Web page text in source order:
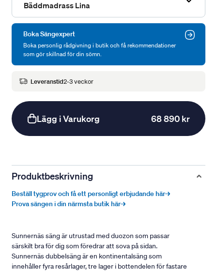
Bäddmadrass Lina
Boka Sängexpert
Boka personlig rådgivning i butik och få rekommendationer
som gör skillnad för din sömn.
Leveranstid2-3 veckor
Lägg i Varukorg 68 890 kr
Produktbeskrivning
Beställ tygprov och få ett personligt erbjudande här→
Prova sängen i din närmsta butik här→
Sunnernäs säng är utrustad med duozon som passar
särskilt bra för dig som föredrar att sova på sidan.
Sunnernäs dubbelsäng är en kontinentalsäng som
innehåller fyra resårlager, tre lager i bottendelen för fastare